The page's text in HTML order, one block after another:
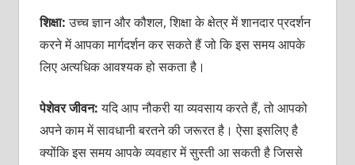
शिक्षा:उच्‍च ज्ञान और कौशल, शिक्षा के क्षेत्र में शानदार प्रदर्शन
करने में आपका मार्गदर्शन कर सकते हैं जो कि इस समय आपके
लिए अत्‍यधिक आवश्‍यक हो सकता है।
पेशेवर जीवन:यदि आप नौकरी या व्‍यवसाय करते हैं, तो आपको
अपने काम में सावधानी बरतने की जरूरत है। ऐसा इसलिए है
क्‍योंकि इस समय आपके व्‍यवहार में सुस्‍ती आ सकती है जिससे